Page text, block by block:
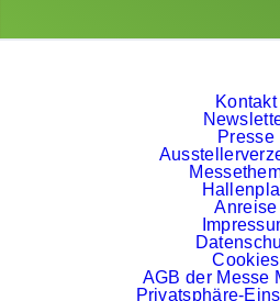
Kontakt
Presse
Anreise
Cookies
AGB der Messe
Privatsphäre-